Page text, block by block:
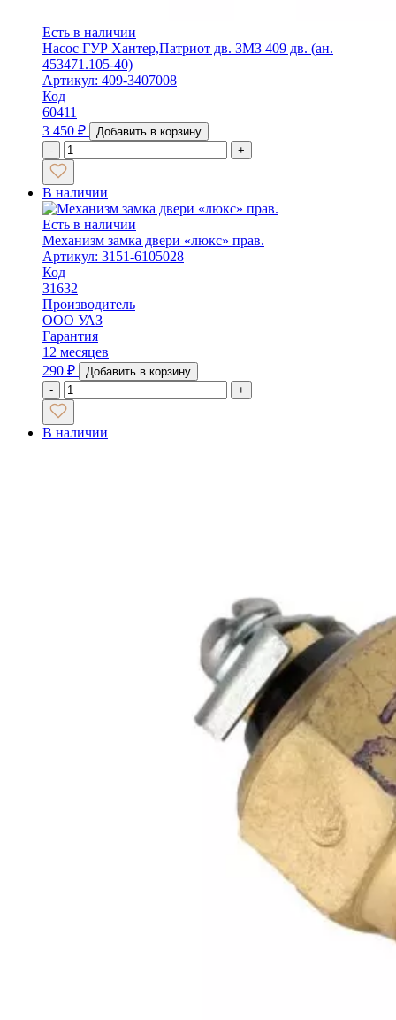
Есть в наличии
Насос ГУР Хантер,Патриот дв. ЗМЗ 409 дв. (ан.
453471.105-40)
Артикул: 409-3407008
Код
60411
3 450 ₽
Добавить в корзину
-
+
В наличии
Есть в наличии
Механизм замка двери «люкс» прав.
Артикул: 3151-6105028
Код
31632
Производитель
ООО УАЗ
Гарантия
12 месяцев
290 ₽
Добавить в корзину
-
+
В наличии